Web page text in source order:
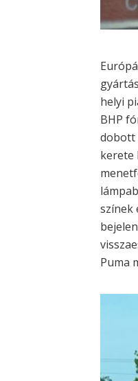
helyi
BHP
dobott
kerete
színek
Puma